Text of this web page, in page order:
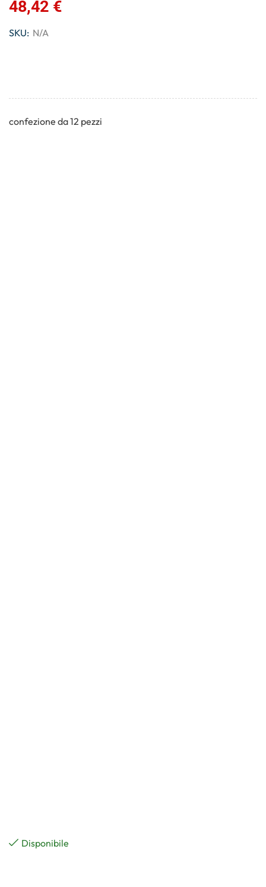
48,42 €
SKU: N/A
confezione da 12 pezzi
Disponibile